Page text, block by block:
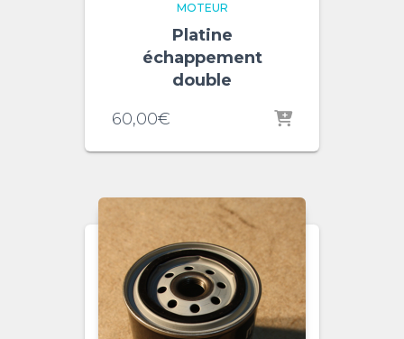
MOTEUR
Platine
échappement
double
60,00€